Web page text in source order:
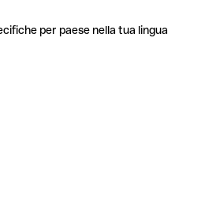
per paese nella tua lingua